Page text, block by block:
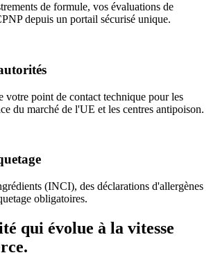
de formule, vos évaluations de
depuis un portail sécurisé unique.
votre point de contact technique pour les
du marché de l'UE et les centres antipoison.
(INCI), des déclarations d'allergènes
obligatoires.
qui évolue à la vitesse